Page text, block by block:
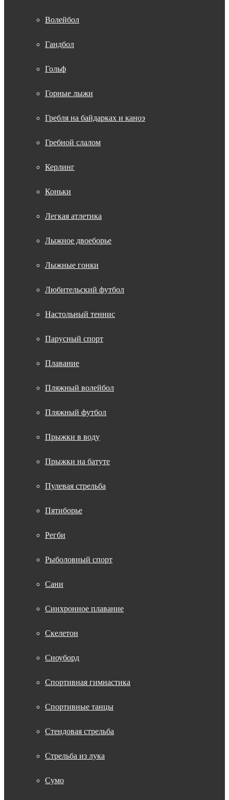
Волейбол
Гандбол
Гольф
Горные лыжи
Гребля на байдарках и каноэ
Гребной слалом
Керлинг
Коньки
Легкая атлетика
Лыжное двоеборье
Лыжные гонки
Любительский футбол
Настольный теннис
Парусный спорт
Плавание
Пляжный волейбол
Пляжный футбол
Прыжки в воду
Прыжки на батуте
Пулевая стрельба
Пятиборье
Регби
Рыболовный спорт
Сани
Синхронное плавание
Скелетон
Сноуборд
Спортивная гимнастика
Спортивные танцы
Стендовая стрельба
Стрельба из лука
Сумо